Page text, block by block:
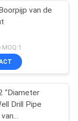
van de
"Diameter
Drill Pipe